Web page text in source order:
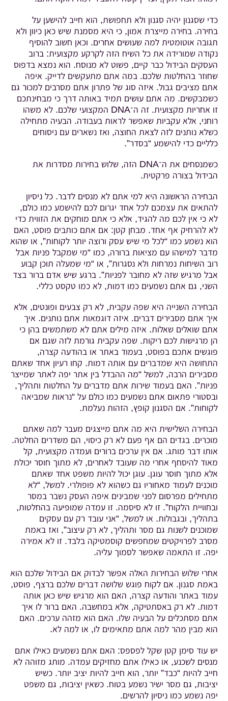
כדי שסגנון יהיה סגנון ולא תחפושת, הוא חייב להישען על
בחירה. בחירה מייצרת אמון, כי היא מסמנת שיש כאן כיוון ולא
תגובה אוטומטית למה שעושים אחרים. וכאן חשוב להוסיף
נקודה שמורידה את כל השיח הזה לקרקע מקצועית: ברוב
העסקים הבידול כבר קיים, פשוט לא מנוסח. הוא נמצא בדפוס
שחוזר בהחלטות שלכם. במה אתם מתעקשים לדייק. איפה
אתם מציבים גבול. איזה סוג של פתרון אתם מסרבים למכור גם
כשמבקשים. מה אתם עושים תמיד באותה דרך כי מבחינתכם
זו אחריות מקצועית. זה ה־DNA המקצועי שלכם. לא משהו
רוחני, אלא עקביות שאפשר לראות בעבודה. הבעיה מתחילה
כשלא נותנים לזה לצאת החוצה, ואז נשארים עם ניסוחים
כלליים כדי להישמע “בסדר”.
כשמנסחים את ה־DNA הזה, שלוש בחירות מסדרות את
הבידול בצורה פרקטית.
הבחירה הראשונה היא למי אתם לא מנסים לדבר. כל ניסיון
להתאים את עצמכם לכל אחד יגרום לכם להישמע כמו כולם,
לא כי אין לכם מה להגיד, אלא כי אתם מוחקים את הזווית כדי
לא להרחיק אף אחד. מבחן קטן: אם אתם כותבים פוסט, האם
הוא נשמע כמו “לכל מי שיש עסק ורוצה יותר לקוחות”, או שהוא
מדבר למישהו עם מציאות ברורה, כמו “מי שמקבל פניות אבל
רוב השיחות נמרחות ולא נסגרות”, או “מי שמעלה תוכן קבוע
אבל מרגיש שזה לא מחובר לפניות”. ברגע שיש אדם ברור בצד
השני, גם אתם נשמעים כמו דמות, לא כמו טקסט כללי.
הבחירה השנייה היא שפה עקבית, לא רק צבעים ופונטים, אלא
איך אתם מסבירים דברים. איזה דוגמאות אתם נותנים. איך
אתם שואלים שאלות. איזה מילים אתם לא משתמשים בהן כי
הן מרגישות לכם ריקות. שפה עקבית גורמת לזה שגם אם
פוגשים אתכם בפוסט, בעמוד באתר או בהודעה קצרה,
התחושה היא שמדברים עם אותה דמות. קחו רעיון אחד שאתם
מסבירים הרבה, למשל “מה ההבדל בין אתר יפה לאתר שמייצר
פניות”. האם בעמוד שירות אתם מדברים על החלטות ותהליך,
ובסטורי פתאום אתם נשמעים כמו כולם על “נראות שמביאה
לקוחות”. אם הסגנון קופץ, הזהות נעלמת.
הבחירה השלישית היא מה אתם מייצגים מעבר למה שאתם
מוכרים. בגדים הם אף פעם לא רק כיסוי, הם משדרים החלטה.
אותו דבר מותג. אם אין ערכים ברורים ועמדה מקצועית, קל
מאוד להיסחף אחרי מה שעובד לאחרים, לא מתוך חוסר יכולת
אלא מתוך חוסר עוגן. עוגן יכול להיות משפט אחד שאתם
מוכנים לעמוד מאחוריו גם כשהוא לא פופולרי. למשל, “לא
מתחילים מפרסום לפני שמבינים איפה העסק נשבר במסר
ובחוויית הלקוח”. זו לא סיסמה. זו עמדה שמופיעה בהחלטות,
בתהליך, ובגבולות. או למשל, “אני עובד רק עם עסקים
שמוכנים לשנות גם מסר ותהליך, לא רק עיצוב”, ואז באמת
מסרב לפרויקטים שמחפשים קוסמטיקה בלבד. זו לא אמירה
יפה. זו התאמה שאפשר לסמוך עליה.
אחרי שלוש הבחירות האלה אפשר לבדוק אם הבידול שלכם הוא
באמת סגנון. אם לקוח פוגש שלושה דברים שלכם ברצף, פוסט,
עמוד באתר והודעה קצרה, האם הוא מרגיש שיש כאן אותה
דמות. לא רק באסתטיקה, אלא במחשבה. האם ברור לו איך
אתם מסתכלים על הבעיה שלו. האם הוא מזהה ערכים. האם
הוא מבין מהר למה אתם מתאימים לו, או למה לא.
יש עוד סימן קטן שקל לפספס: האם אתם נשמעים כאילו אתם
מנסים לשכנע, או כאילו אתם מחזיקים עמדה. מותג מזוהה לא
חייב להיות “כבד” יותר, הוא חייב להיות יציב יותר. כשיש
יציבות, גם מסר ישיר נשמע בטוח. כשאין יציבות, גם משפט
יפה נשמע כמו ניסיון להרשים.